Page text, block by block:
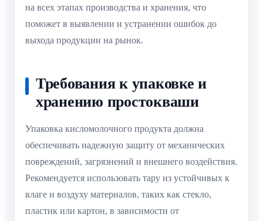
на всех этапах производства и хранения, что
поможет в выявлении и устранении ошибок до
выхода продукции на рынок.
Требования к упаковке и
хранению простокваши
Упаковка кисломолочного продукта должна
обеспечивать надежную защиту от механических
повреждений, загрязнений и внешнего воздействия.
Рекомендуется использовать тару из устойчивых к
влаге и воздуху материалов, таких как стекло,
пластик или картон, в зависимости от